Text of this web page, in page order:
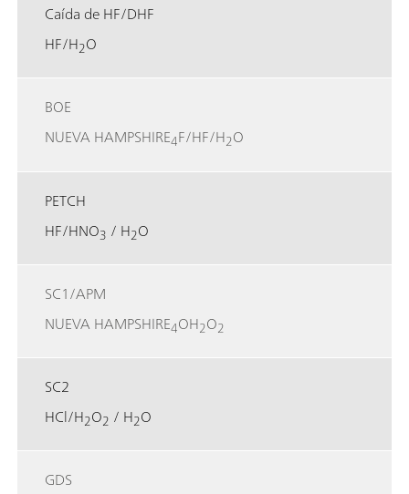
Caída de HF/DHF
HF/H2O
BOE
NUEVA HAMPSHIRE4F/HF/H2O
PETCH
HF/HNO3 / H2O
SC1/APM
NUEVA HAMPSHIRE4OH2O2
SC2
HCl/H2O2 / H2O
GDS